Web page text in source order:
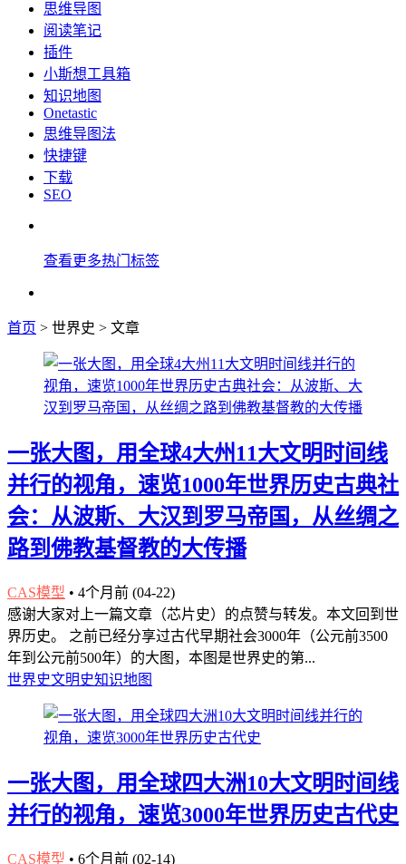
思维导图
阅读笔记
插件
小斯想工具箱
知识地图
Onetastic
思维导图法
快捷键
下载
SEO
查看更多热门标签
首页 > 世界史 > 文章
一张大图，用全球4大州11大文明时间线
并行的视角，速览1000年世界历史古典社
会：从波斯、大汉到罗马帝国，从丝绸之
路到佛教基督教的大传播
CAS模型 • 4个月前 (04-22)
感谢大家对上一篇文章（芯片史）的点赞与转发。本文回到世
界历史。 之前已经分享过古代早期社会3000年（公元前3500
年到公元前500年）的大图，本图是世界史的第...
世界史文明史知识地图
一张大图，用全球四大洲10大文明时间线
并行的视角，速览3000年世界历史古代史
CAS模型 • 6个月前 (02-14)